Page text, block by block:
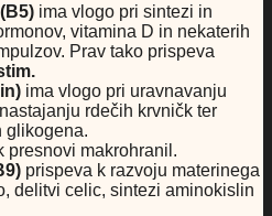
ima vlogo pri sintezi in
vitamina D in nekaterih
Prav tako prispeva
ima vlogo pri uravnavanju
rdečih krvničk ter
glikogena.
presnovi makrohranil.
prispeva k razvoju materinega
delitvi celic, sintezi aminokislin